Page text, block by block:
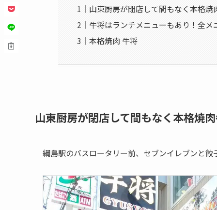
山東厨房が閉店して間もなく本格焼
牛将はランチメニューもあり！全メ
本格焼肉 牛将
山東厨房が閉店して間もなく本格焼
綱島駅のバスロータリー前、セブンイレブンと